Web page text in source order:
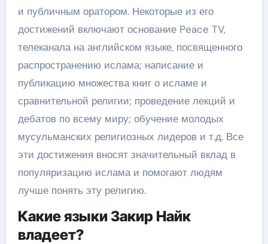
и публичным оратором. Некоторые из его
достижений включают основание Peace TV,
телеканала на английском языке, посвященного
распространению ислама; написание и
публикацию множества книг о исламе и
сравнительной религии; проведение лекций и
дебатов по всему миру; обучение молодых
мусульманских религиозных лидеров и т.д. Все
эти достижения вносят значительный вклад в
популяризацию ислама и помогают людям
лучше понять эту религию.
Какие языки Закир Найк
владеет?